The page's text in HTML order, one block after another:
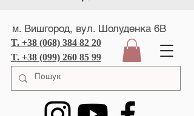
м. Вишгород, вул. Шолуденка 6В
T. +38 (068) 384 82 20
T. +38 (099) 260 85 99